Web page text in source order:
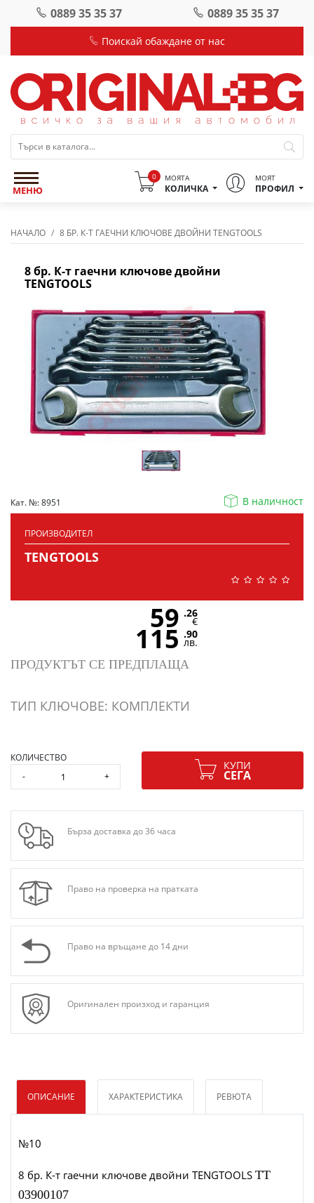
0889 35 35 37 0889 35 35 37
Поискай обаждане от нас
МЕНЮ
0 МОЯТА
КОЛИЧКА
МОЯТ
ПРОФИЛ
НАЧАЛО 8 БР. К-Т ГАЕЧНИ КЛЮЧОВЕ ДВОЙНИ TENGTOOLS
8 бр. К-т гаечни ключове двойни
TENGTOOLS
Кат. №: 8951 В наличност
ПРОИЗВОДИТЕЛ
TENGTOOLS
ПРОДУКТЪТ СЕ ПРЕДПЛАЩА
ТИП КЛЮЧОВЕ: КОМПЛЕКТИ
59 .26
€
115 .90
лв.
КОЛИЧЕСТВО
-
+
КУПИ
СЕГА
Бърза доставка до 36 часа
Право на проверка на пратката
Право на връщане до 14 дни
Оригинален произход и гаранция
ОПИСАНИЕ ХАРАКТЕРИСТИКА РЕВЮТА
№10
8 бр. К-т гаечни ключове двойни TENGTOOLS TT
03900107